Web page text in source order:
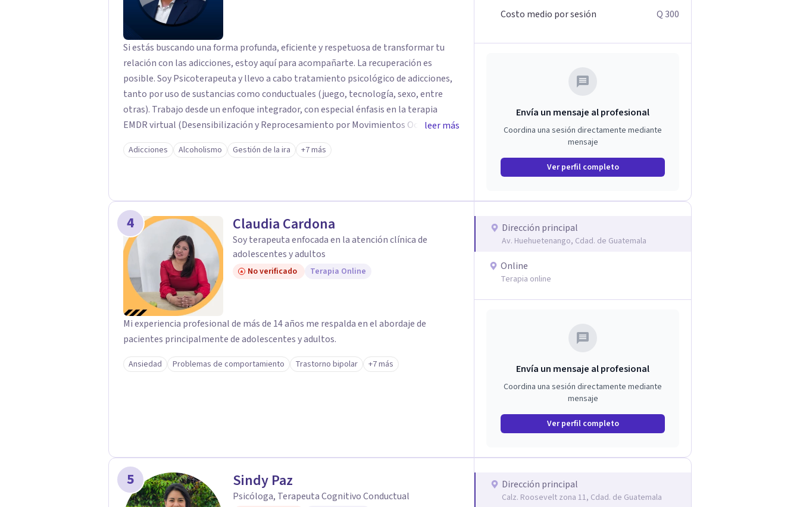
Si estás buscando una forma profunda, eficiente y respetuosa de transformar tu
relación con las adicciones, estoy aquí para acompañarte. La recuperación es
posible. Soy Psicoterapeuta y llevo a cabo tratamiento psicológico de adicciones,
tanto por uso de sustancias como conductuales (juego, tecnología, sexo, entre
otras). Trabajo desde un enfoque integrador, con especial énfasis en la terapia
EMDR virtual (Desensibilización y Reprocesamiento por Movimientos Oculares),
una herramienta altamente efectiva para abordar las adicciones y traumas que
suelen estar en la raíz de los comportamientos adictivos. Mi objetivo es
significativa. La terapia que ofrezco se adapta a tus necesidades y ritmo personal,
brindando un espacio seguro, sin juicios y con una visión clara hacia la recuperación.
leer más
Adicciones Alcoholismo Gestión de la ira +7 más
Costo medio por sesión
Q 300
Envía un mensaje al profesional
Coordina una sesión directamente mediante
mensaje
Ver perfil completo
4 Claudia Cardona
Soy terapeuta enfocada en la atención clínica de
adolescentes y adultos
No verificado Terapia Online
Mi experiencia profesional de más de 14 años me respalda en el abordaje de
pacientes principalmente de adolescentes y adultos.
Ansiedad Problemas de comportamiento Trastorno bipolar +7 más
Dirección principal
Av. Huehuetenango, Cdad. de Guatemala
Online
Terapia online
Envía un mensaje al profesional
Coordina una sesión directamente mediante
mensaje
Ver perfil completo
5 Sindy Paz
Psicóloga, Terapeuta Cognitivo Conductual
Dirección principal
Calz. Roosevelt zona 11, Cdad. de Guatemala